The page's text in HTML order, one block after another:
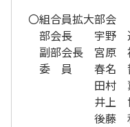
〇組合員拡大部会
部会長 宇野
副部会長 宮原
委 員 春名 哲
田村 薫
井上 博栄
後藤 利幸